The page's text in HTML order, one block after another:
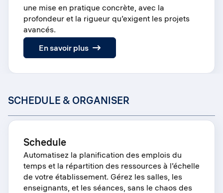
une mise en pratique concrète, avec la
profondeur et la rigueur qu’exigent les projets
avancés.
En savoir plus:
Research
SCHEDULE & ORGANISER
Schedule
Automatisez la planification des emplois du
temps et la répartition des ressources à l’échelle
de votre établissement. Gérez les salles, les
enseignants, et les séances, sans le chaos des